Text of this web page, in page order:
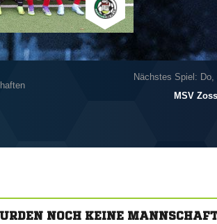
Nächstes Spiel: Do,
MSV
NOCH KEINE